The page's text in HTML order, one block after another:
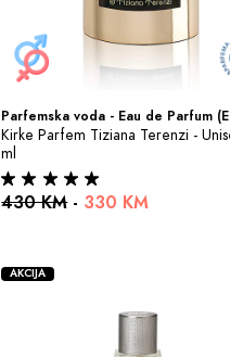
Parfemska voda - Eau de Parfum
Kirke Parfem Tiziana Terenzi -
ml
430 KM- 330 KM
AKCIJA